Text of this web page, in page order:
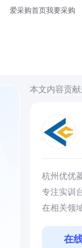
爱采购首页我要采购
本文内容贡献
杭州优优
专注实训
在相关领
在